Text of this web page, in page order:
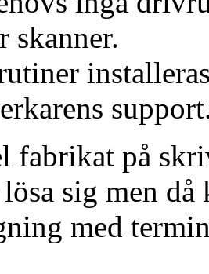
skanner.
fabrikat på
sig men då
med